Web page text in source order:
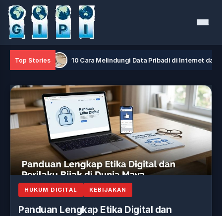
Menu
Top Stories10 Cara Melindungi Data Pribadi di Internet dari Hacker
HUKUM DIGITAL KEBIJAKAN
Panduan Lengkap Etika Digital dan